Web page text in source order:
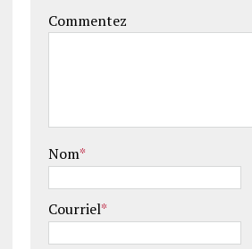
Commentez
Nom*
Courriel*